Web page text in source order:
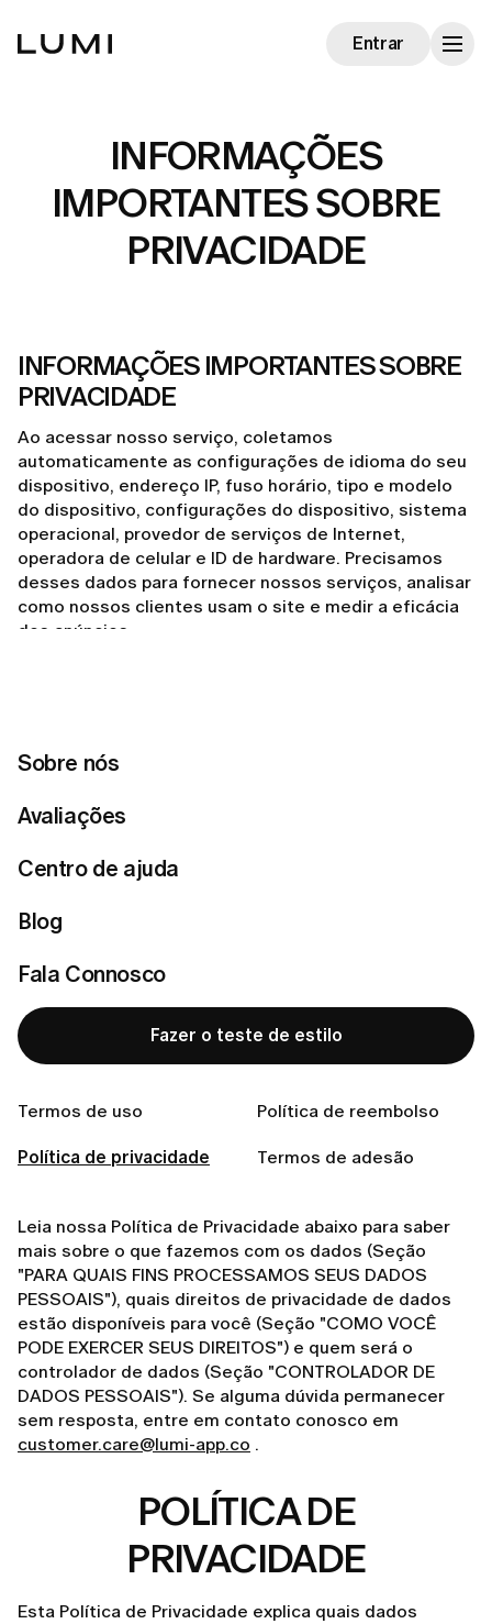
Sobre nós
Avaliações
Centro de ajuda
Blog
Fala Connosco
Fazer o teste de estilo
Termos de uso Política de reembolso
Política de privacidade Termos de adesão
Entrar
INFORMAÇÕES
IMPORTANTES SOBRE
PRIVACIDADE
INFORMAÇÕES IMPORTANTES SOBRE
PRIVACIDADE
Ao acessar nosso serviço, coletamos
automaticamente as configurações de idioma do seu
dispositivo, endereço IP, fuso horário, tipo e modelo
do dispositivo, configurações do dispositivo, sistema
operacional, provedor de serviços de Internet,
operadora de celular e ID de hardware. Precisamos
desses dados para fornecer nossos serviços, analisar
como nossos clientes usam o site e medir a eficácia
dos anúncios.
Firebase, PayPal, Iterable, TikTok, Pinterest, Zendesk,
processada nos servidores de tais terceiros. Isso nos
permite (1) analisar diferentes interações (com que
frequência os usuários fazem compras, quais
produtos nossos usuários visualizaram); (2) veicular e
medir anúncios (e mostrá-los apenas a um grupo
específico de usuários, por exemplo, apenas àqueles
serviço no site, pediremos que forneça seu e-mail,
idade aproximada e diversas informações sobre sua
aparência. Se você também desejar receber
pediremos que nos envie fotos dos seus looks, suas
relacionadas. Usaremos esses dados para processar
Leia nossa Política de Privacidade abaixo para saber
mais sobre o que fazemos com os dados (Seção
"PARA QUAIS FINS PROCESSAMOS SEUS DADOS
PESSOAIS"), quais direitos de privacidade de dados
estão disponíveis para você (Seção "COMO VOCÊ
PODE EXERCER SEUS DIREITOS") e quem será o
controlador de dados (Seção "CONTROLADOR DE
DADOS PESSOAIS"). Se alguma dúvida permanecer
sem resposta, entre em contato conosco em
customer.care@lumi-app.co .
POLÍTICA DE
PRIVACIDADE
Esta Política de Privacidade explica quais dados